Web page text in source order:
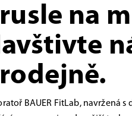
na
BAUER FitLab, navržená s